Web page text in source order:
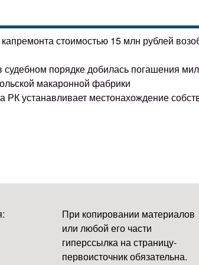
стоимостью 15 млн рублей
судебном порядке добилась погашения
макаронной фабрики
устанавливает местонахождение
При копировании материалов
или любой его части
гиперссылка на страницу-
первоисточник обязательна.